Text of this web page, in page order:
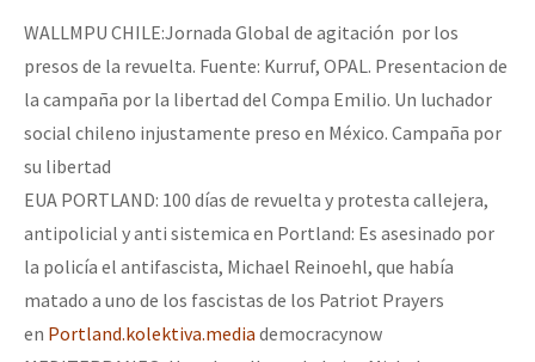
WALLMPU CHILE:Jornada Global de agitación por los
presos de la revuelta. Fuente: Kurruf, OPAL. Presentacion de
la campaña por la libertad del Compa Emilio. Un luchador
social chileno injustamente preso en México. Campaña por
su libertad
EUA PORTLAND: 100 días de revuelta y protesta callejera,
antipolicial y anti sistemica en Portland: Es asesinado por
la policía el antifascista, Michael Reinoehl, que había
matado a uno de los fascistas de los Patriot Prayers
en Portland.kolektiva.media democracynow